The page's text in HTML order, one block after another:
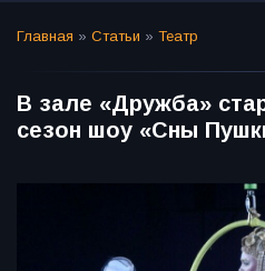
Главная » Статьи » Театр
В зале «Дружба»
сезон шоу «Сны